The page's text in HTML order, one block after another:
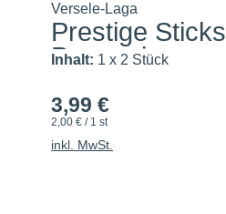
Versele-Laga
Prestige Sticks
Papageien m...
Inhalt: 1 x 2 Stück
3,99 €
2,00 € / 1 st
inkl. MwSt.